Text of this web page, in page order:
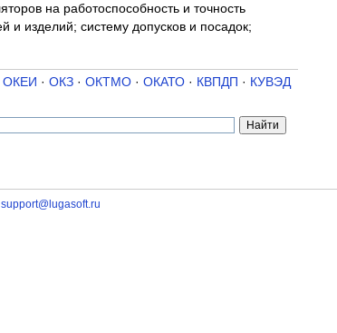
на работоспособность и точность
и изделий; систему допусков и посадок;
ОКЕИ · ОКЗ· ОКТМО· ОКАТО· КВПДП · КУВЭД
support@lugasoft.ru